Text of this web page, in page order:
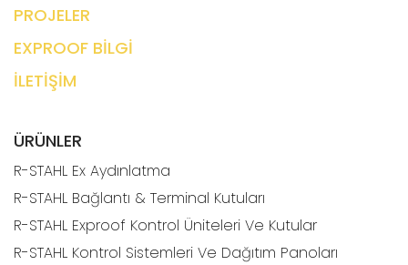
PROJELER
EXPROOF BİLGİ
İLETİŞİM
ÜRÜNLER
R-STAHL Ex Aydınlatma
R-STAHL Bağlantı & Terminal Kutuları
R-STAHL Exproof Kontrol Üniteleri Ve Kutular
R-STAHL Kontrol Sistemleri Ve Dağıtım Panoları